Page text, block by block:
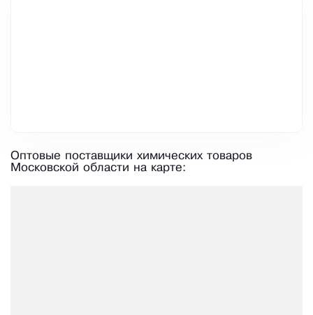
Оптовые поставщики химических товаров
Московской области на карте: